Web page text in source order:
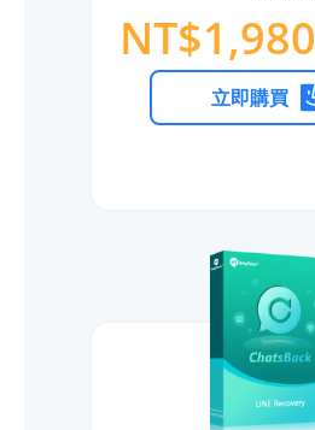
NT$1,980
立即購買